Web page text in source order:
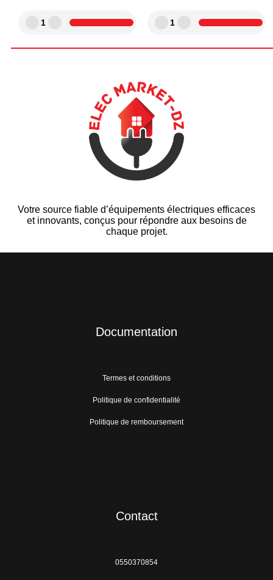
1 1
Votre source fiable d’équipements électriques efficaces
et innovants, conçus pour répondre aux besoins de
chaque projet.
Documentation
Termes et conditions
Politique de confidentialité
Politique de remboursement
Contact
0550370854